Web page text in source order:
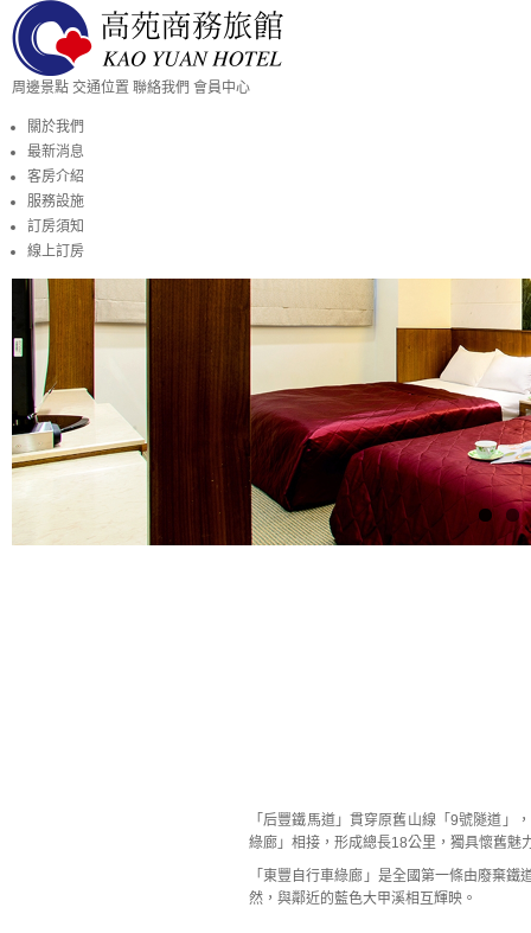
周邊景點 交通位置 聯絡我們 會員中心
關於我們
最新消息
客房介紹
服務設施
訂房須知
線上訂房
東豐自行車綠廊和后豐鐵馬道 綠
「后豐鐵馬道」貫穿原舊山線「9號隧道」
綠廊」相接，形成總長18公里，獨具懷舊魅
「東豐自行車綠廊」是全國第一條由廢棄
然，與鄰近的藍色大甲溪相互輝映。